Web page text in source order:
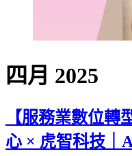
四月 2025
【服務業數位轉
心 × 虎智科技｜